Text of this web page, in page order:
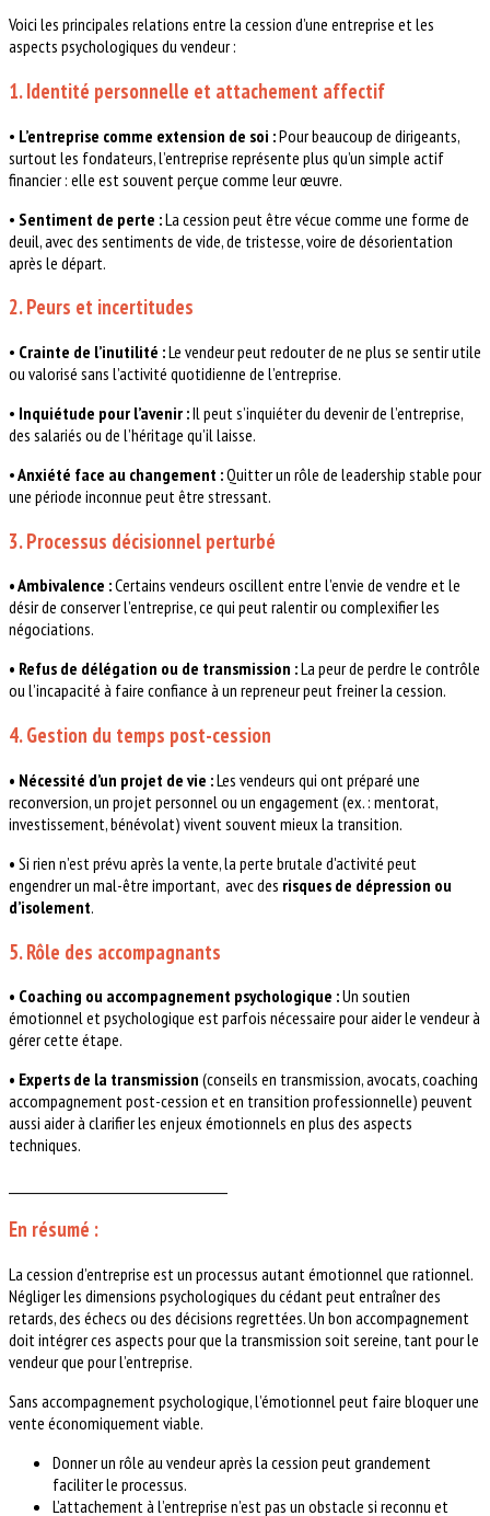
Voici les principales relations entre la cession d’une entreprise et les
aspects psychologiques du vendeur :
1. Identité personnelle et attachement affectif
• L’entreprise comme extension de soi :Pour beaucoup de dirigeants,
surtout les fondateurs, l’entreprise représente plus qu’un simple actif
financier : elle est souvent perçue comme leur œuvre.
• Sentiment de perte :La cession peut être vécue comme une forme de
deuil, avec des sentiments de vide, de tristesse, voire de désorientation
après le départ.
2. Peurs et incertitudes
• Crainte de l’inutilité :Le vendeur peut redouter de ne plus se sentir utile
ou valorisé sans l’activité quotidienne de l’entreprise.
• Inquiétude pour l’avenir :Il peut s’inquiéter du devenir de l’entreprise,
des salariés ou de l’héritage qu’il laisse.
•Anxiété face au changement :Quitter un rôle de leadership stable pour
une période inconnue peut être stressant.
3. Processus décisionnel perturbé
• Ambivalence :Certains vendeurs oscillent entre l’envie de vendre et le
désir de conserver l’entreprise, ce qui peut ralentir ou complexifier les
négociations.
• Refus de délégation ou de transmission :La peur de perdre le contrôle
ou l’incapacité à faire confiance à un repreneur peut freiner la cession.
4. Gestion du temps post-cession
• Nécessité d’un projet de vie :Les vendeurs qui ont préparé une
reconversion, un projet personnel ou un engagement (ex. : mentorat,
investissement, bénévolat) vivent souvent mieux la transition.
• Si rien n’est prévu après la vente, la perte brutale d'activité peut
engendrer un mal-être important, avec des risques de dépression ou
d’isolement.
5. Rôle des accompagnants
• Coaching ou accompagnement psychologique :Un soutien
émotionnel et psychologique est parfois nécessaire pour aider le vendeur à
gérer cette étape.
• Experts de la transmission (conseils en transmission, avocats, coaching
accompagnement post-cession et en transition professionnelle) peuvent
aussi aider à clarifier les enjeux émotionnels en plus des aspects
techniques.
En résumé :
La cession d’entreprise est un processus autant émotionnel que rationnel.
Négliger les dimensions psychologiques du cédant peut entraîner des
retards, des échecs ou des décisions regrettées. Un bon accompagnement
doit intégrer ces aspects pour que la transmission soit sereine, tant pour le
vendeur que pour l’entreprise.
Sans accompagnement psychologique, l’émotionnel peut faire bloquer une
vente économiquement viable.
Donner un rôle au vendeur après la cession peut grandement
faciliter le processus.
L’attachement à l’entreprise n’est pas un obstacle si reconnu et